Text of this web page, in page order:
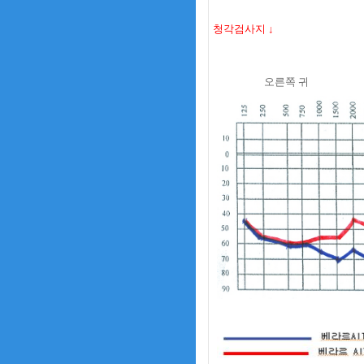
청각검사지 ↓
오른쪽 귀